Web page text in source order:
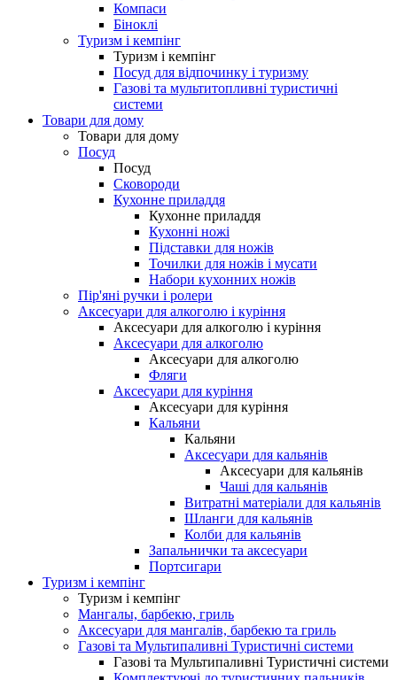
Компаси
Біноклі
Туризм і кемпінг
Туризм і кемпінг
Посуд для відпочинку і туризму
Газові та мультитопливні туристичні
системи
Товари для дому
Товари для дому
Посуд
Посуд
Сковороди
Кухонне приладдя
Кухонне приладдя
Кухонні ножі
Підставки для ножів
Точилки для ножів і мусати
Набори кухонних ножів
Пір'яні ручки і ролери
Аксесуари для алкоголю і куріння
Аксесуари для алкоголю і куріння
Аксесуари для алкоголю
Аксесуари для алкоголю
Фляги
Аксесуари для куріння
Аксесуари для куріння
Кальяни
Кальяни
Аксесуари для кальянів
Аксесуари для кальянів
Чаші для кальянів
Витратні матеріали для кальянів
Шланги для кальянів
Колби для кальянів
Запальнички та аксесуари
Портсигари
Туризм і кемпінг
Туризм і кемпінг
Мангалы, барбекю, гриль
Аксесуари для мангалів, барбекю та гриль
Газові та Мультипаливні Туристичні системи
Газові та Мультипаливні Туристичні системи